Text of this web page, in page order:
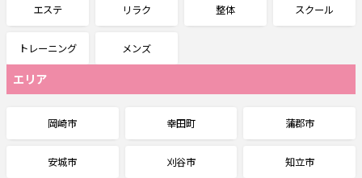
エステ リラク 整体 スクール
トレーニング メンズ
エリア
岡崎市 幸田町 蒲郡市
安城市 刈谷市 知立市